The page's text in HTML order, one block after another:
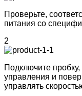
Проверьте,
питания со
2
Подключите
управления и
управлять